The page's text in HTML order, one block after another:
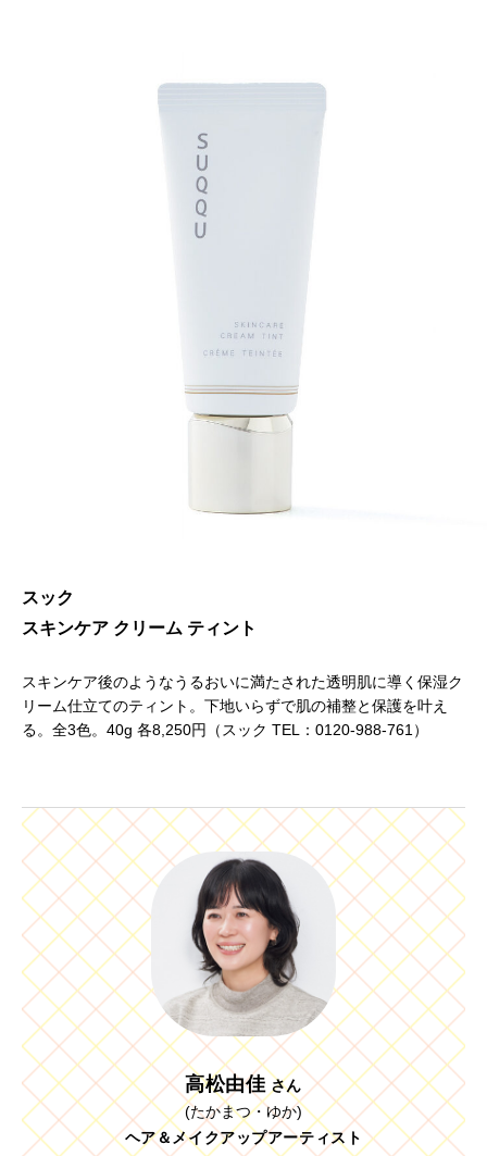
スック
スキンケア クリーム ティント
スキンケア後のようなうるおいに満たされた透明肌に導く保湿ク
リーム仕立てのティント。下地いらずで肌の補整と保護を叶え
る。全3色。40g 各8,250円（スック TEL：0120-988-761）
高松由佳 さん
(たかまつ・ゆか)
ヘア＆メイクアップアーティスト